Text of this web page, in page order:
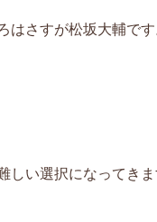
はさすが松坂大輔です
い選択になってきま